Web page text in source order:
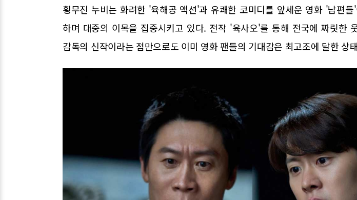
횡무진 누비는 화려한 '육해공 액션'과 유쾌한 코미디를 앞세운 영화 '남편
하며 대중의 이목을 집중시키고 있다. 전작 '육사오'를 통해 전국에 짜릿한
감독의 신작이라는 점만으로도 이미 영화 팬들의 기대감은 최고조에 달한 상